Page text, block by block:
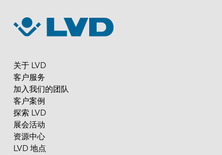
关于 LVD
客户服务
加入我们的团队
客户案例
探索 LVD
展会活动
资源中心
LVD 地点